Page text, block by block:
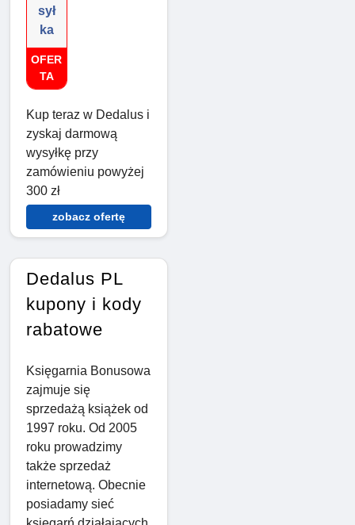
sył
ka
OFER
TA
Kup teraz w Dedalus i
zyskaj darmową
wysyłkę przy
zamówieniu powyżej
300 zł
zobacz ofertę
Dedalus PL
kupony i kody
rabatowe
Księgarnia Bonusowa
zajmuje się
sprzedażą książek od
1997 roku. Od 2005
roku prowadzimy
także sprzedaż
internetową. Obecnie
posiadamy sieć